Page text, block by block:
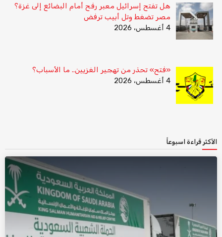
هل تفتح إسرائيل معبر رفح أمام البضائع إلى غزة؟
مصر تضغط وتل أبيب ترفض
4 أغسطس، 2026
«فتح» تحذر من تهجير الغزيين.. ما الأسباب؟
4 أغسطس، 2026
الأكثر قراءة اسبوعاً